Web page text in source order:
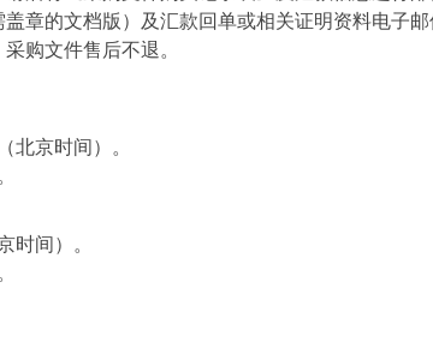
章的文档版）及汇款回单或相关证明资料电子
采购文件售后不退。
（北京时间） 。
。
时间） 。
。